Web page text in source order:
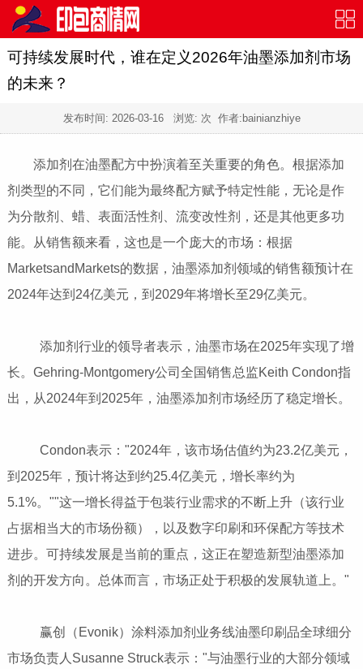
可持续发展时代，谁在定义2026年油墨添加剂市场
的未来？
发布时间: 2026-03-16浏览: 次 作者:bainianzhiye
添加剂在油墨配方中扮演着至关重要的角色。根据添加
剂类型的不同，它们能为最终配方赋予特定性能，无论是作
为分散剂、蜡、表面活性剂、流变改性剂，还是其他更多功
能。从销售额来看，这也是一个庞大的市场：根据
MarketsandMarkets的数据，油墨添加剂领域的销售额预计在
2024年达到24亿美元，到2029年将增长至29亿美元。
添加剂行业的领导者表示，油墨市场在2025年实现了增
长。Gehring-Montgomery公司全国销售总监Keith Condon指
出，从2024年到2025年，油墨添加剂市场经历了稳定增长。
Condon表示："2024年，该市场估值约为23.2亿美元，
到2025年，预计将达到约25.4亿美元，增长率约为
5.1%。""这一增长得益于包装行业需求的不断上升（该行业
占据相当大的市场份额），以及数字印刷和环保配方等技术
进步。可持续发展是当前的重点，这正在塑造新型油墨添加
剂的开发方向。总体而言，市场正处于积极的发展轨道上。"
赢创（Evonik）涂料添加剂业务线油墨印刷品全球细分
市场负责人Susanne Struck表示："与油墨行业的大部分领域